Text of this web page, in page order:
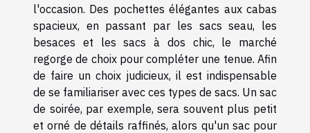
l'occasion. Des pochettes élégantes aux cabas
spacieux, en passant par les sacs seau, les
besaces et les sacs à dos chic, le marché
regorge de choix pour compléter une tenue. Afin
de faire un choix judicieux, il est indispensable
de se familiariser avec ces types de sacs. Un sac
de soirée, par exemple, sera souvent plus petit
et orné de détails raffinés, alors qu'un sac pour